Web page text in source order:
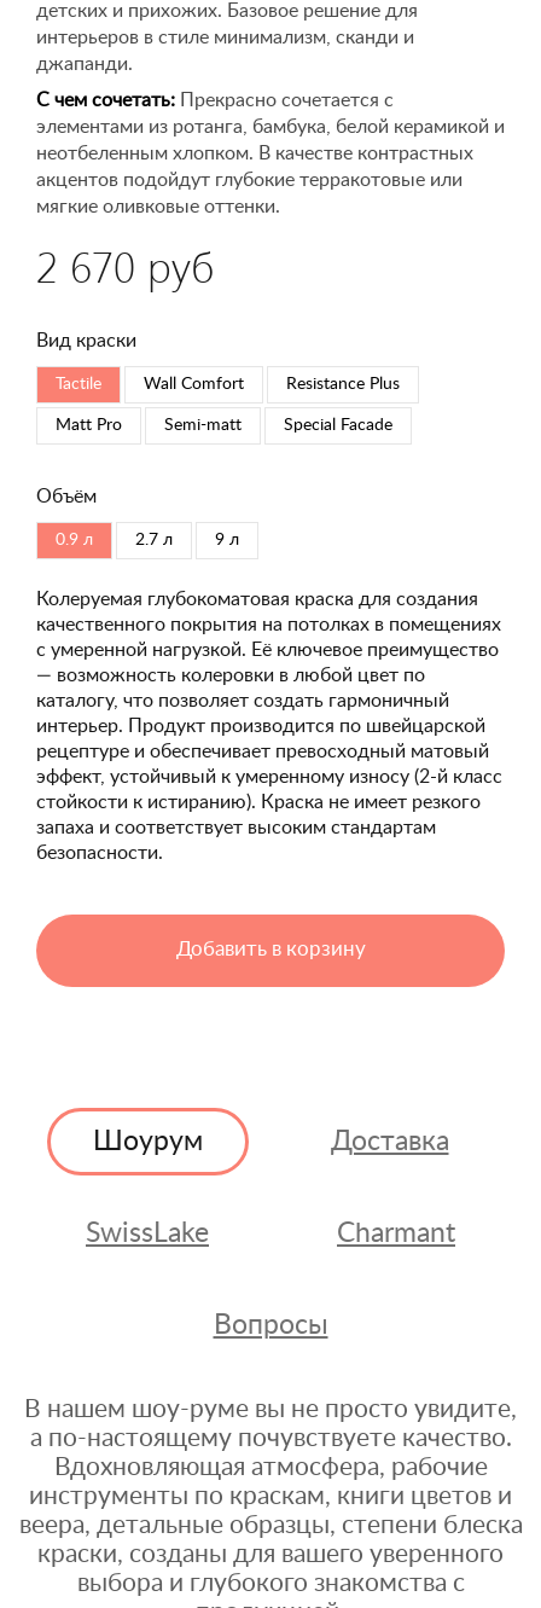
детских и прихожих. Базовое решение для
интерьеров в стиле минимализм, сканди и
джапанди.
С чем сочетать: Прекрасно сочетается с
элементами из ротанга, бамбука, белой керамикой и
неотбеленным хлопком. В качестве контрастных
акцентов подойдут глубокие терракотовые или
мягкие оливковые оттенки.
2 670 руб
Вид краски
Tactile Wall Comfort Resistance Plus
Matt Pro Semi-matt Special Faсade
Объём
0.9 л 2.7 л 9 л
Колеруемая глубокоматовая краска для создания
качественного покрытия на потолках в помещениях
с умеренной нагрузкой. Её ключевое преимущество
— возможность колеровки в любой цвет по
каталогу, что позволяет создать гармоничный
интерьер. Продукт производится по швейцарской
рецептуре и обеспечивает превосходный матовый
эффект, устойчивый к умеренному износу (2-й класс
стойкости к истиранию). Краска не имеет резкого
запаха и соответствует высоким стандартам
безопасности.
Добавить в корзину
Шоурум Доставка
SwissLake Charmant
Вопросы
В нашем шоу-руме вы не просто увидите,
а по-настоящему почувствуете качество.
Вдохновляющая атмосфера, рабочие
инструменты по краскам, книги цветов и
веера, детальные образцы, степени блеска
краски, созданы для вашего уверенного
выбора и глубокого знакомства с